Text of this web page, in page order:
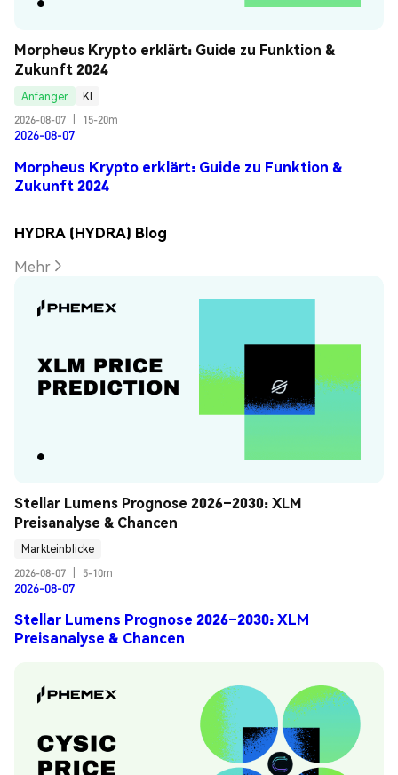
Morpheus Krypto erklärt: Guide zu Funktion &
Zukunft 2024
Anfänger
KI
2026-08-07
15-20m
2026-08-07
Morpheus Krypto erklärt: Guide zu Funktion &
Zukunft 2024
HYDRA (HYDRA) Blog
Mehr
Stellar Lumens Prognose 2026–2030: XLM
Preisanalyse & Chancen
Markteinblicke
2026-08-07
5-10m
2026-08-07
Stellar Lumens Prognose 2026–2030: XLM
Preisanalyse & Chancen